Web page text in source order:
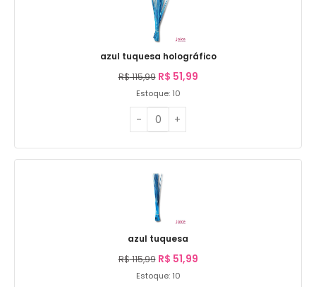
azul tuquesa holográfico
R$115,99 R$ 51,99
Estoque: 10
azul tuquesa
R$115,99 R$ 51,99
Estoque: 10